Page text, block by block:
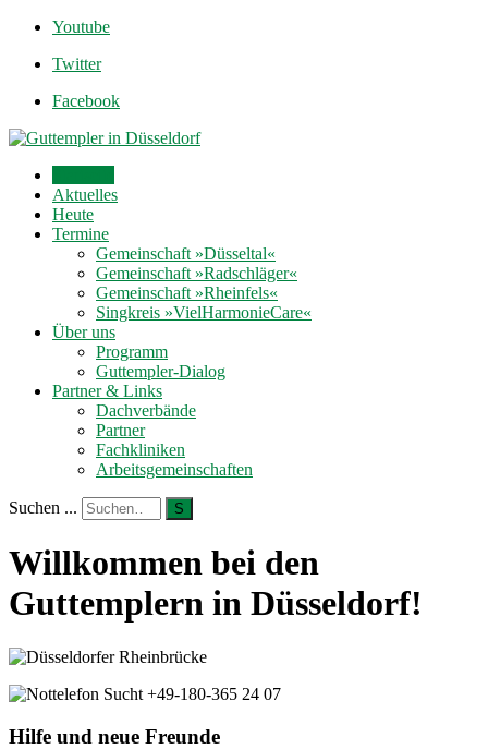
Youtube
Twitter
Facebook
Aktuelles
Heute
Termine
Gemeinschaft »Düsseltal«
Gemeinschaft »Radschläger«
Gemeinschaft »Rheinfels«
Singkreis »VielHarmonieCare«
Über uns
Programm
Guttempler-Dialog
Partner & Links
Dachverbände
Partner
Fachkliniken
Arbeitsgemeinschaften
Suchen ... S
Willkommen bei den
Guttemplern in Düsseldorf!
Hilfe und neue Freunde